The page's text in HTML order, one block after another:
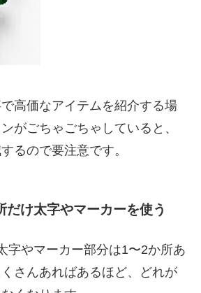
高価なアイテムを紹介する場
がごちゃごちゃしていると、
るので要注意です。
だけ太字やマーカーを使う
字やマーカー部分は1〜2か所あ
さんあればあるほど、どれが